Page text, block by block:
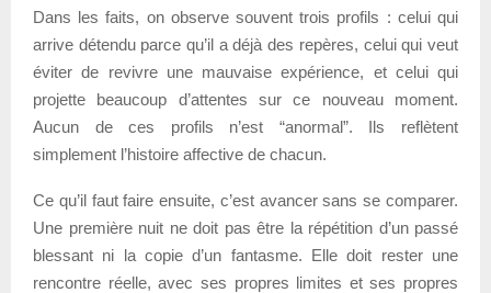
Dans les faits, on observe souvent trois profils : celui qui
arrive détendu parce qu’il a déjà des repères, celui qui veut
éviter de revivre une mauvaise expérience, et celui qui
projette beaucoup d’attentes sur ce nouveau moment.
Aucun de ces profils n’est “anormal”. Ils reflètent
simplement l’histoire affective de chacun.
Ce qu’il faut faire ensuite, c’est avancer sans se comparer.
Une première nuit ne doit pas être la répétition d’un passé
blessant ni la copie d’un fantasme. Elle doit rester une
rencontre réelle, avec ses propres limites et ses propres